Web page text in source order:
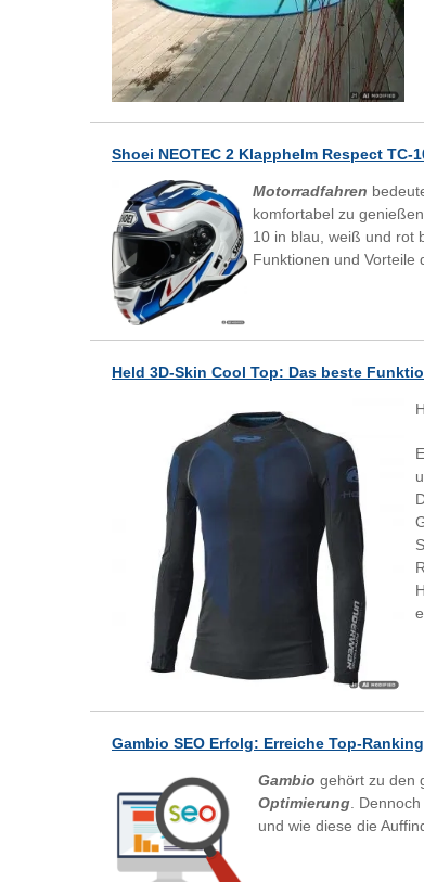
Shoei NEOTEC 2 Klapphelm Respect
Motorradfahren
komfortabel zu
10 in blau, weiß und rot
Funktionen und Vorteile
Held 3D-Skin Cool Top: Das beste
Gambio SEO Erfolg: Erreiche Top-
Gambio gehört zu den
Optimierung .
und wie diese die